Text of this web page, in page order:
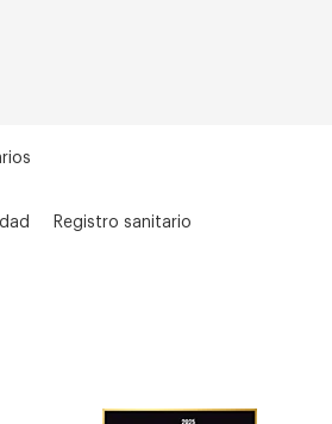
Registro sanitario